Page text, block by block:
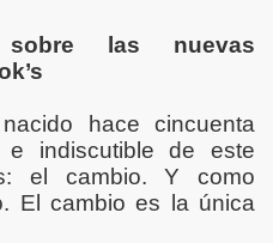
sobre las nuevas
hace cincuenta
indiscutible de este
el cambio. Y como
El cambio es la única